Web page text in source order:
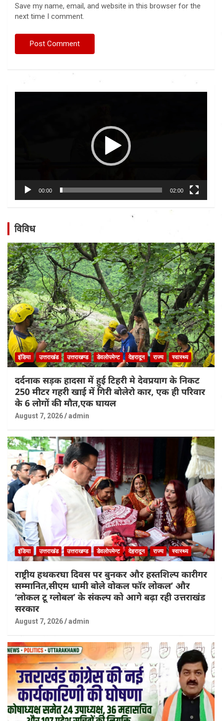
Save my name, email, and website in this browser for the
next time I comment.
00:00 02:00
विविध
इंडिया उत्तराखंड उत्तराखण्ड डेवलोपमेन्ट देहरादून राज्य स्वास्थ्य
दर्दनाक सड़क हादसा में हुई टिहरी मे देवप्रयाग के निकट
250 मीटर गहरी खाई में गिरी बोलेरो कार, एक ही परिवार
के 6 लोगों की मौत,एक घायल
August 7, 2026 admin
इंडिया उत्तराखंड उत्तराखण्ड डेवलोपमेन्ट देहरादून राज्य स्वास्थ्य
राष्ट्रीय हथकरघा दिवस पर बुनकर और हस्तशिल्प कारीगर
सम्मानित,सीएम धामी बोले वोकल फॉर लोकल’ और
‘लोकल टू ग्लोबल’ के संकल्प को आगे बढ़ा रही उत्तराखंड
सरकार
August 7, 2026 admin